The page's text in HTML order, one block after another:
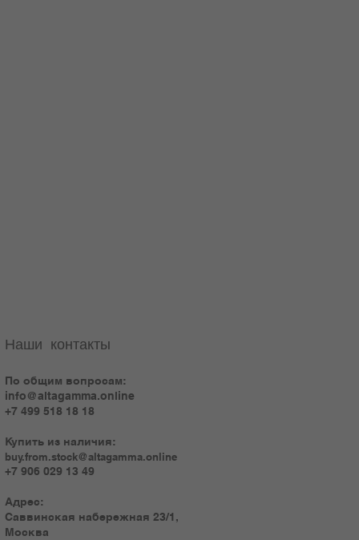
Наши контакты
По общим вопросам:
info@altagamma.online
+7 499 518 18 18
Купить из наличия:
buy.from.stock@altagamma.online
+7 906 029 13 49
Адрес:
Саввинская набережная 23/1,
Москва